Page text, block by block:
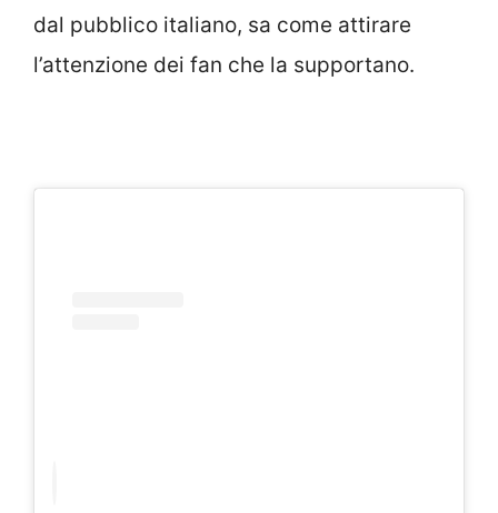
dal pubblico italiano, sa come attirare
l’attenzione dei fan che la supportano.